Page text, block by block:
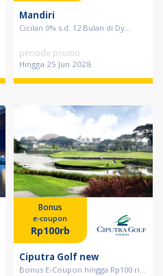
Mandiri
Cicilan 0% s.d. 12 Bulan di Dy...
periode promo
Hingga 25 Jun 2028
Bonus
e-coupon
Rp100rb
Ciputra Golf new
Bonus E-Coupon hingga Rp100 ri...